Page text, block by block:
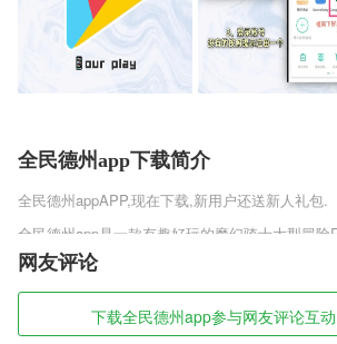
全民德州app下载简介
全民德州appAPP,现在下载,新用户还送新人礼包.
全民德州app是一款有趣好玩的魔幻骑士大型冒险
戏画风，Q萌的人物形象提供玩家选择，带领大
各种角色由你选择，终极战魂正式版v1.0.0.1多变
自身的天赋技能大招，让你打怪无压力，带你体
全新的对战体验。
网友评论
下载全民德州app参与网友评论互